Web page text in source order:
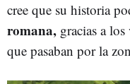
cree que su historia
romana, gracias a
que pasaban por la